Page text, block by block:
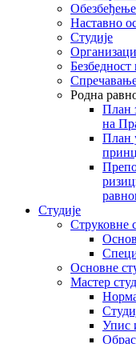
Наставно
Студије
Родна
План
на
План
Студије
Струковне
Основне
Мастер
Упис